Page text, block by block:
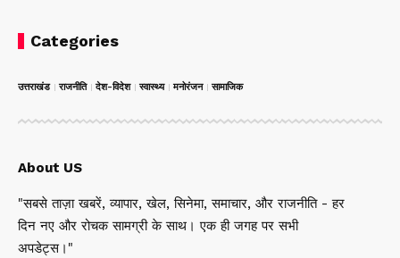
Categories
उत्तराखंड राजनीति देश-विदेश स्वास्थ्य मनोरंजन सामाजिक
About US
"सबसे ताज़ा खबरें, व्यापार, खेल, सिनेमा, समाचार, और राजनीति - हर
दिन नए और रोचक सामग्री के साथ। एक ही जगह पर सभी
अपडेट्स।"